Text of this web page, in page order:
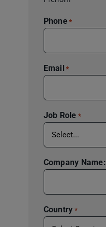
Phone *
Email *
Job Role *
Company Name:
Country *